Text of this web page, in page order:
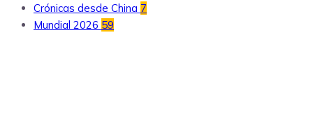
Crónicas desde China 7
Mundial 2026 59